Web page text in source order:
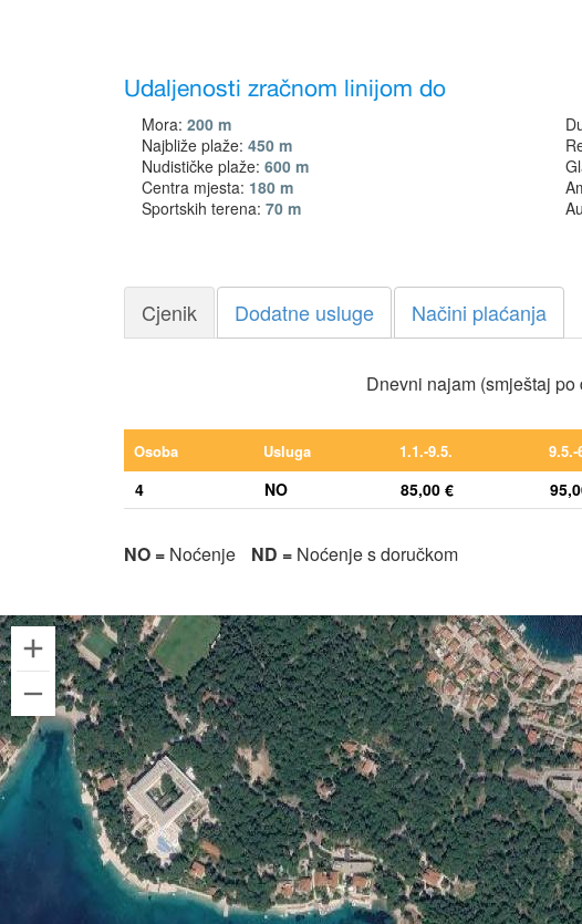
Udaljenosti zračnom linijom do
Mora: 200 m
Najbliže plaže: 450 m
Nudističke plaže: 600 m
Centra mjesta: 180 m
Sportskih terena: 70 m
Cjenik Dodatne usluge Načini plaćanja
Dnevni najam (smještaj
Osoba Usluga 1.1.-9.5. 9.5.-
4 NO 85,00 €
NO = Noćenje ND = Noćenje s doručkom